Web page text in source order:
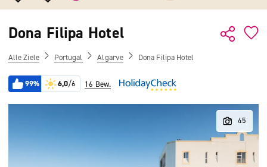
Dona Filipa Hotel
Alle Ziele Portugal Algarve Dona Filipa Hotel
99% 6,0/6 16 Bew.